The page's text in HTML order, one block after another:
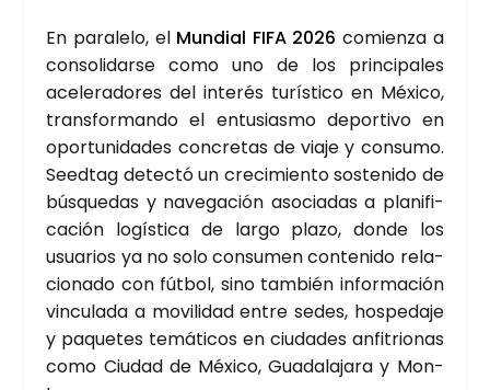
En para­le­lo, el Mun­dial FIFA 2026 comien­za a
con­so­li­dar­se como uno de los prin­ci­pa­les
ace­le­ra­do­res del inte­rés turís­ti­co en Méxi­co,
trans­for­man­do el entu­sias­mo depor­ti­vo en
opor­tu­ni­da­des con­cre­tas de via­je y con­su­mo.
Seed­tag detec­tó un cre­ci­mien­to sos­te­ni­do de
bús­que­das y nave­ga­ción aso­cia­das a pla­ni­fi­
ca­ción logís­ti­ca de lar­go pla­zo, don­de los
usua­rios ya no solo con­su­men con­te­ni­do rela­
cio­na­do con fút­bol, sino tam­bién infor­ma­ción
vin­cu­la­da a movi­li­dad entre sedes, hos­pe­da­je
y paque­tes temá­ti­cos en ciu­da­des anfi­trio­nas
como Ciu­dad de Méxi­co, Gua­da­la­ja­ra y Mon­